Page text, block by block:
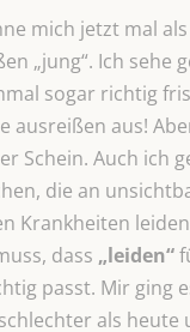
mich jetzt mal
„jung“. Ich sehe
sogar richtig
ausreißen aus!
Schein. Auch ich
die an
Krankheiten
dass „leiden“
passt. Mir ging
als heute